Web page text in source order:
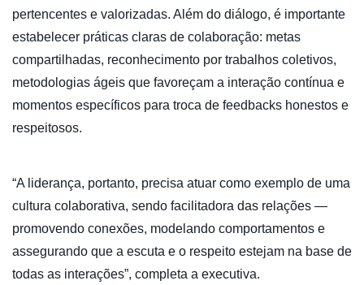
pertencentes e valorizadas. Além do diálogo, é importante
estabelecer práticas claras de colaboração: metas
compartilhadas, reconhecimento por trabalhos coletivos,
metodologias ágeis que favoreçam a interação contínua e
momentos específicos para troca de feedbacks honestos e
respeitosos.
“A liderança, portanto, precisa atuar como exemplo de uma
cultura colaborativa, sendo facilitadora das relações —
promovendo conexões, modelando comportamentos e
assegurando que a escuta e o respeito estejam na base de
todas as interações”, completa a executiva.